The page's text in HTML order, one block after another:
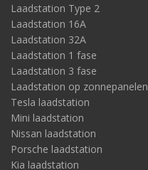
Laadstation Type 2
Laadstation 16A
Laadstation 32A
Laadstation 1 fase
Laadstation 3 fase
Laadstation op zonnepanelen
Tesla laadstation
Mini laadstation
Nissan laadstation
Porsche laadstation
Kia laadstation